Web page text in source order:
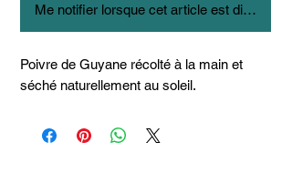
Me notifier lorsque cet article est disponible
Poivre de Guyane récolté à la main et
séché naturellement au soleil.